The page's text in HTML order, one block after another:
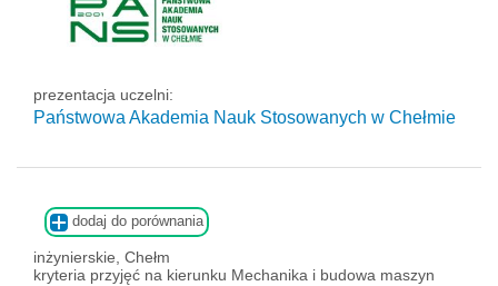
prezentacja uczelni:
Państwowa Akademia Nauk Stosowanych w Chełmie
dodaj do porównania
inżynierskie, Chełm
kryteria przyjęć na kierunku Mechanika i budowa maszyn